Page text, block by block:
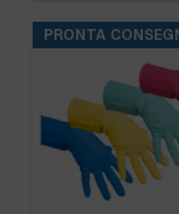
PRONTA